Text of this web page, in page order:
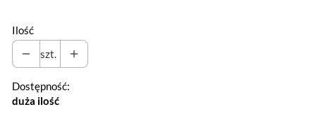
Ilość
szt.
Dostępność:
duża ilość